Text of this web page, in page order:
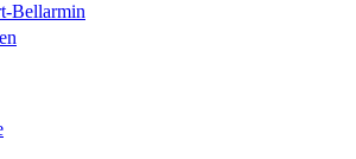
Bellarmin